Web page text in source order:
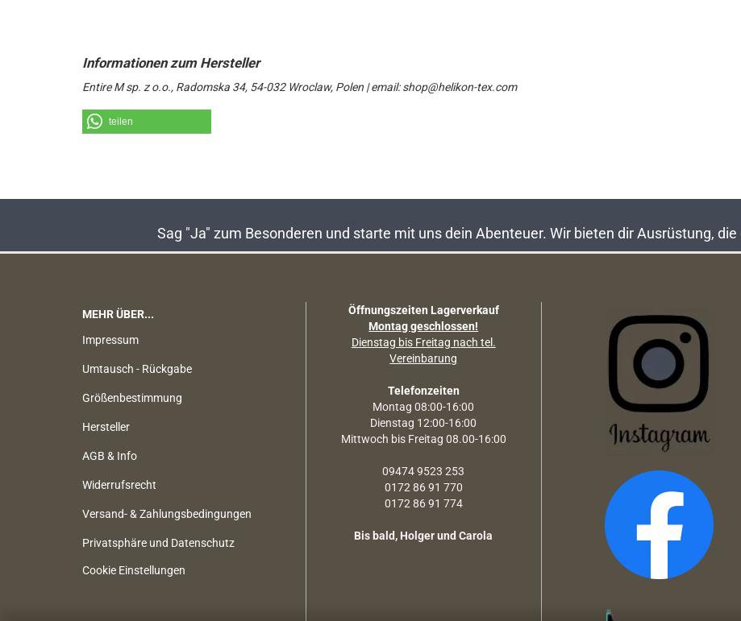
Entire M sp. z o.o., Radomska 34, 54-032 Wroclaw, Polen | email: shop@helikon-tex.com
teilen
Sag "Ja" zum Besonderen und starte mit uns dein Abenteuer. Wir bieten dir Ausrüstung,
MEHR ÜBER...
Impressum
Umtausch - Rückgabe
Größenbestimmung
Hersteller
AGB & Info
Widerrufsrecht
Versand- & Zahlungsbedingungen
Privatsphäre und Datenschutz
Cookie Einstellungen
Öffnungszeiten Lagerverkauf
Montag geschlossen!
Dienstag bis Freitag nach tel.
Vereinbarung
Telefonzeiten
Montag 08:00-16:00
Dienstag 12:00-16:00
Mittwoch bis Freitag 08.00-16:00
09474 9523 253
0172 86 91 770
0172 86 91 774
Bis bald, Holger und Carola